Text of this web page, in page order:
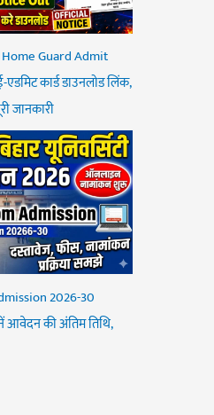
Home Guard Admit
एडमिट कार्ड डाउनलोड लिंक,
जानकारी
2026-30
आवेदन की अंतिम तिथि,